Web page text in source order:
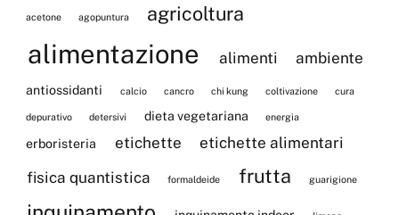
acetone agopuntura agricoltura
alimentazione alimenti ambiente
antiossidanti calcio cancro chi kung coltivazione cura
depurativo detersivi dieta vegetariana energia
erboristeria etichette
etichette alimentari
fisica quantistica
formaldeide frutta guarigione